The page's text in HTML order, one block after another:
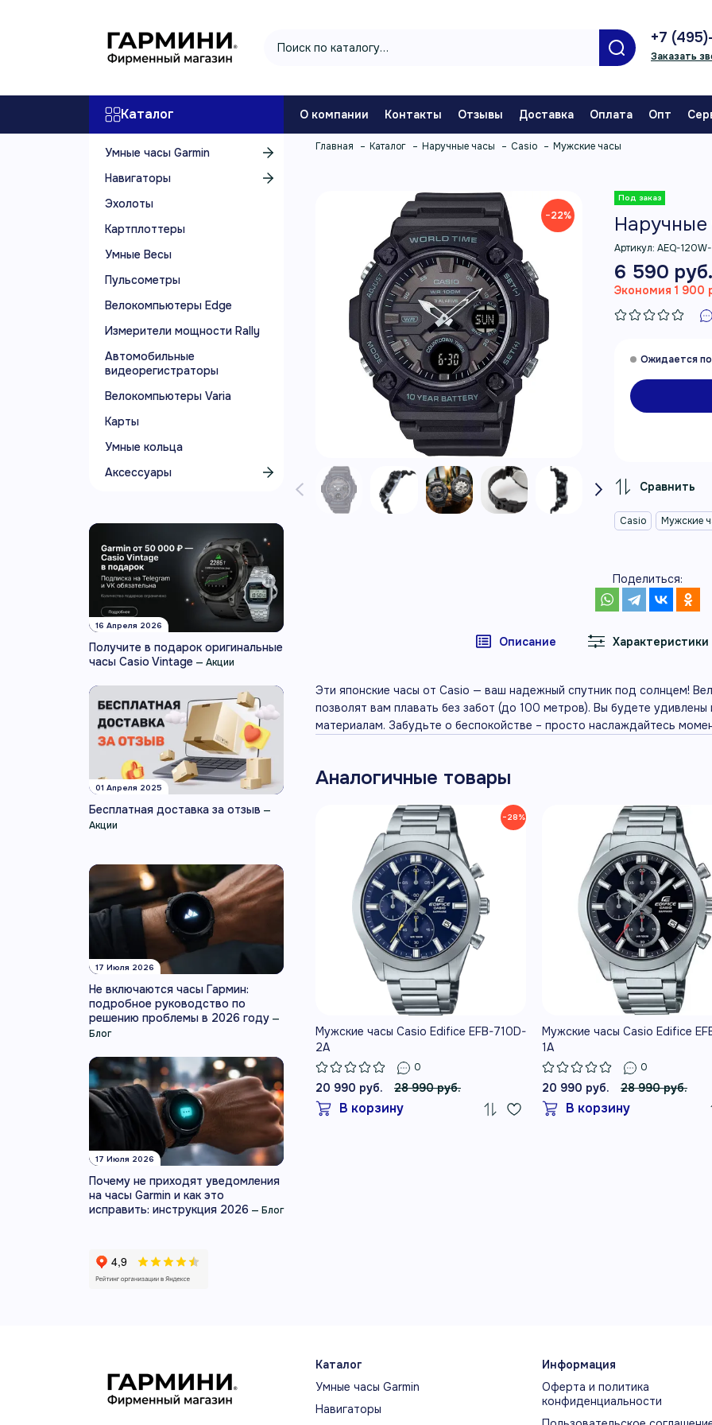
+7
Заказать
Каталог О компании Контакты Отзывы Доставка Оплата Опт
Главная Каталог Наручные часы Casio Мужские часы
Умные часы Garmin
Навигаторы
Эхолоты
Картплоттеры
Умные Весы
Пульсометры
Велокомпьютеры Edge
Измерители мощности Rally
Автомобильные
видеорегистраторы
Велокомпьютеры Varia
Карты
Умные кольца
Аксессуары
16 Апреля 2026
Получите в подарок оригинальные
часы Casio Vintage — Акции
01 Апреля 2025
Бесплатная доставка за отзыв —
Акции
17 Июля 2026
Не включаются часы Гармин:
подробное руководство по
решению проблемы в 2026 году —
Блог
17 Июля 2026
Почему не приходят уведомления
на часы Garmin и как это
исправить: инструкция 2026 — Блог
−22% Наручные
Артикул:AEQ-
6 590 руб.
Экономия 1 900
Casio Мужские
Поделиться:
Описание Характеристики
Эти японские часы от Casio — ваш надежный спутник под солнцем!
позволят вам плавать без забот (до 100 метров). Вы будете
материалам. Забудьте о беспокойстве – просто наслаждайтесь
Аналогичные товары
−28%
Мужские часы Casio Edifice EFB-710D-
2A
0
20 990 руб. 28 990 руб.
В корзину
Мужские часы Casio Edifice
1A
0
20 990 руб. 28 990 руб.
В корзину
Каталог
Умные часы Garmin
Навигаторы
Информация
Оферта и политика
конфиденциальности